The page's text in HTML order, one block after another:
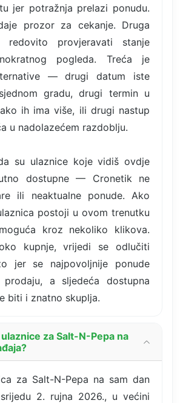
jer potražnja prelazi ponudu.
prozor za cekanje. Druga
redovito provjeravati stanje
pogleda. Treća je
— drugi datum iste
gradu, drugi termin u
ih ima više, ili drugi nastup
u nadolazećem razdoblju.
su ulaznice koje vidiš ovdje
dostupne — Cronetik ne
ili neaktualne ponude. Ako
postoji u ovom trenutku
kroz nekoliko klikova.
kupnje, vrijedi se odlučiti
jer se najpovoljnije ponude
a sljedeća dostupna
biti i znatno skuplja.
za Salt-N-Pepa na
za Salt-N-Pepa na sam dan
2. rujna 2026., u većini